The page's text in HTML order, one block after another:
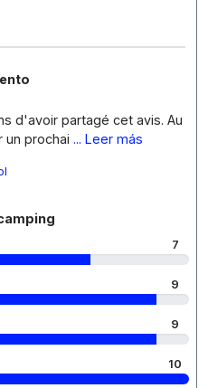
d'avoir partagé cet avis. Au
un prochai ... Leer más
7
9
9
10